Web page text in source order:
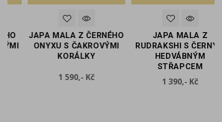
JAPA MALA Z ČERNÉHO
ONYXU S ČAKROVÝMI
KORÁLKY
1 590,- KčCena
JAPA MALA Z
RUDRAKSHI S ČERNÝM
HEDVÁBNÝM
STŘAPCEM
1 390,- KčCena